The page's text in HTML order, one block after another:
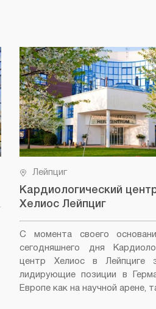
Лейпциг
Кардиологический
Хелиос Лейпциг
С момента своего
сегодняшнего дня
центр Хелиос в Лейпциге
лидирующие позиции в
Европе как на научной арене,